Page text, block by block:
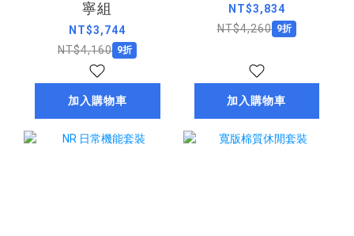
寧組
NT$3,744
NT$4,160 9折
加入購物車
NT$3,834
NT$4,260 9折
加入購物車